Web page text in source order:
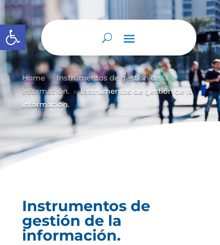
Abrir barra de herramientas
Home 9 Instrumentos de gestión de la
información. 9 Instrumentos de gestión de la
información.
Instrumentos de
gestión de la
información.